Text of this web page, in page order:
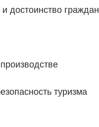
достоинство граждан
туризма